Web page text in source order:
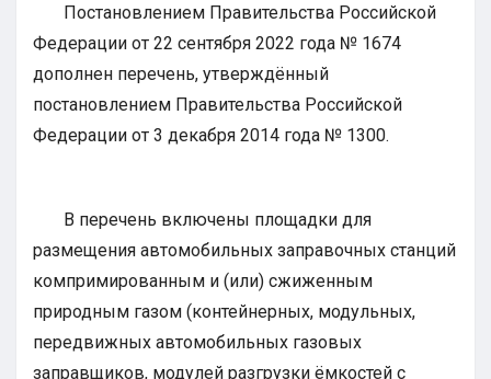
Постановлением Правительства Российской
Федерации от 22 сентября 2022 года № 1674
дополнен перечень, утверждённый
постановлением Правительства Российской
Федерации от 3 декабря 2014 года № 1300.
В перечень включены площадки для
размещения автомобильных заправочных станций
компримированным и (или) сжиженным
природным газом (контейнерных, модульных,
передвижных автомобильных газовых
заправщиков, модулей разгрузки ёмкостей с